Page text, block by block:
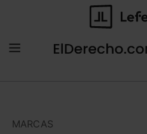
MARCAS